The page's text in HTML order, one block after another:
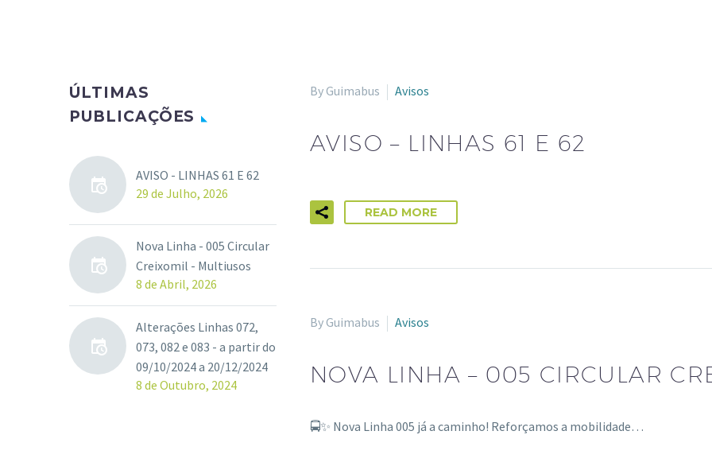
By Guimabus Avisos
AVISO – LINHAS 61 E 62
READ MORE
By Guimabus Avisos
NOVA LINHA – 005 CIRCULAR
🚍✨ Nova Linha 005 já a caminho! Reforçamos a mobilidade…
ÚLTIMAS
PUBLICAÇÕES
AVISO - LINHAS 61 E 62
29 de Julho, 2026
Nova Linha - 005 Circular
Creixomil - Multiusos
8 de Abril, 2026
Alterações Linhas 072,
073, 082 e 083 - a partir do
09/10/2024 a 20/12/2024
8 de Outubro, 2024